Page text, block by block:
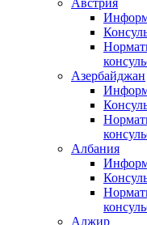
Австрия
Азербайджан
Албания
Алжир